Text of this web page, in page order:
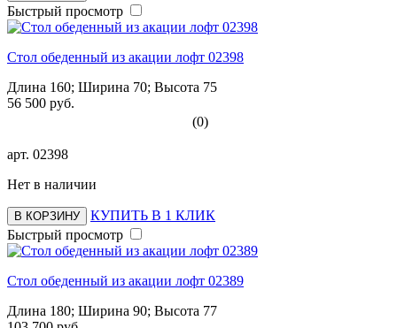
Быстрый просмотр
Стол обеденный из акации лофт 02398
Длина 160; Ширина 70; Высота 75
56 500 руб.
(0)
арт. 02398
Нет в наличии
В КОРЗИНУ
КУПИТЬ В 1 КЛИК
Быстрый просмотр
Стол обеденный из акации лофт 02389
Длина 180; Ширина 90; Высота 77